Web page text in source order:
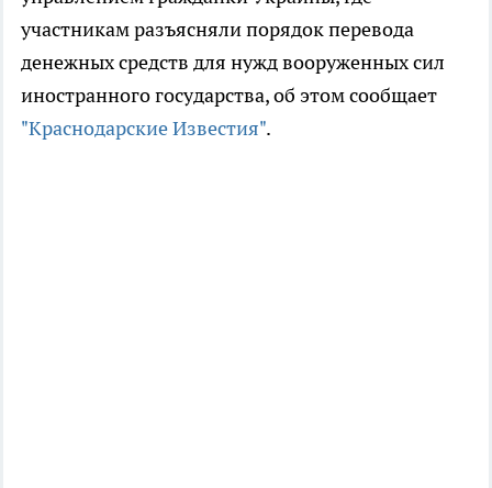
участникам разъясняли порядок перевода
денежных средств для нужд вооруженных сил
иностранного государства, об этом сообщает
"Краснодарские Известия".